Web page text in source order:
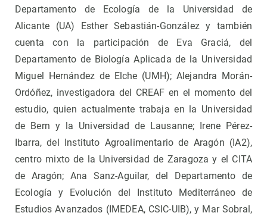
Departamento de Ecología de la Universidad de
Alicante (UA) Esther Sebastián-González y también
cuenta con la participación de Eva Graciá, del
Departamento de Biología Aplicada de la Universidad
Miguel Hernández de Elche (UMH); Alejandra Morán-
Ordóñez, investigadora del CREAF en el momento del
estudio, quien actualmente trabaja en la Universidad
de Bern y la Universidad de Lausanne; Irene Pérez-
Ibarra, del Instituto Agroalimentario de Aragón (IA2),
centro mixto de la Universidad de Zaragoza y el CITA
de Aragón; Ana Sanz-Aguilar, del Departamento de
Ecología y Evolución del Instituto Mediterráneo de
Estudios Avanzados (IMEDEA, CSIC-UIB), y Mar Sobral,